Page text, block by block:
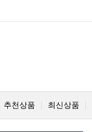
추천상품 최신상품